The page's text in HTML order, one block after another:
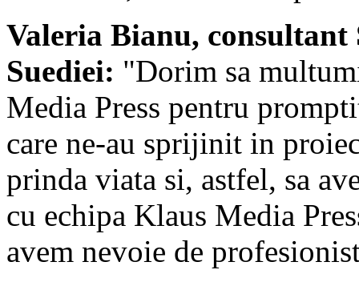
Valeria Bianu, consultant
Suediei: "Dorim sa
Media Press pentru
care ne-au sprijinit in
prinda viata si, astfel, sa
cu echipa Klaus Media
avem nevoie de